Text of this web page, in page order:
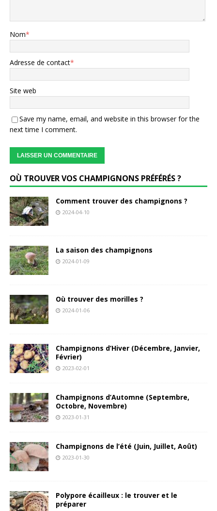
Nom*
Adresse de contact*
Site web
Save my name, email, and website in this browser for the
next time I comment.
OÙ TROUVER VOS CHAMPIGNONS PRÉFÉRÉS ?
Comment trouver des champignons ?
2024-04-10
La saison des champignons
2024-01-09
Où trouver des morilles ?
2024-01-06
Champignons d’Hiver (Décembre, Janvier,
Février)
2023-02-01
Champignons d’Automne (Septembre,
Octobre, Novembre)
2023-01-31
Champignons de l’été (Juin, Juillet, Août)
2023-01-30
Polypore écailleux : le trouver et le
préparer